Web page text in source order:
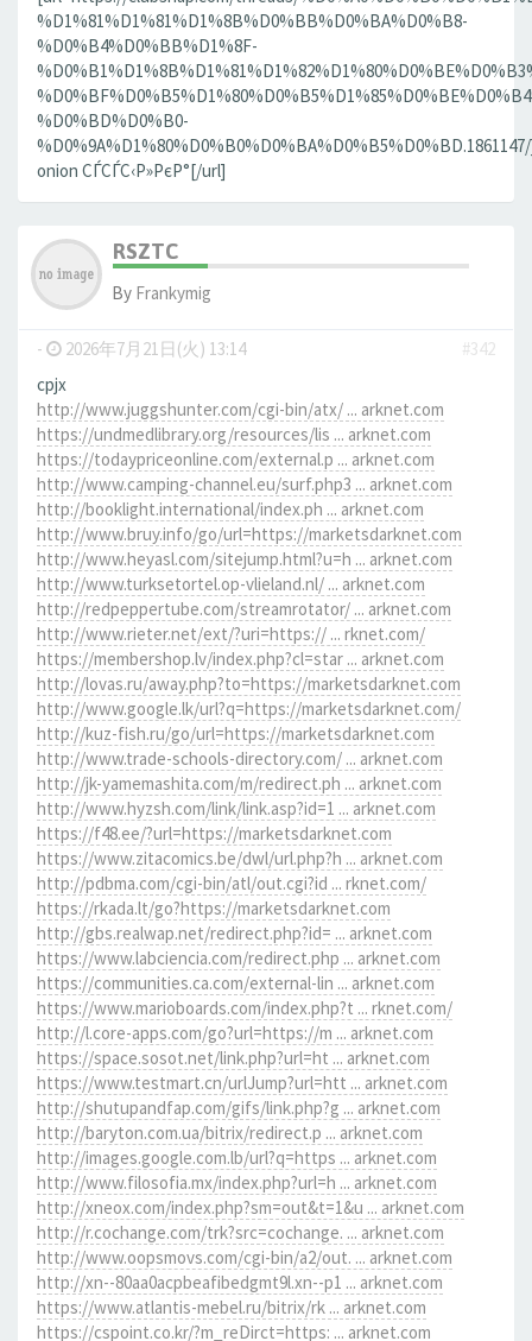
%D1%81%D1%81%D1%8B%D0%BB%D0%BA%D0%B8-
%D0%B4%D0%BB%D1%8F-
%D0%BD%D0%B0-
onion СЃСЃС‹Р»РєР°[/url]
RSZTC
By Frankymig
- 2026年7月21日(火) 13:14
#342
cpjx
http://www.juggshunter.com/cgi-bin/atx/ ... arknet.com
https://undmedlibrary.org/resources/lis ... arknet.com
https://todaypriceonline.com/external.p ... arknet.com
http://www.camping-channel.eu/surf.php3 ... arknet.com
http://booklight.international/index.ph ... arknet.com
http://www.bruy.info/go/url=https://marketsdarknet.com
http://www.heyasl.com/sitejump.html?u=h ... arknet.com
http://www.turksetortel.op-vlieland.nl/ ... arknet.com
http://redpeppertube.com/streamrotator/ ... arknet.com
http://www.rieter.net/ext/?uri=https:// ... rknet.com/
https://membershop.lv/index.php?cl=star ... arknet.com
http://lovas.ru/away.php?to=https://marketsdarknet.com
http://www.google.lk/url?q=https://marketsdarknet.com/
http://kuz-fish.ru/go/url=https://marketsdarknet.com
http://www.trade-schools-directory.com/ ... arknet.com
http://jk-yamemashita.com/m/redirect.ph ... arknet.com
http://www.hyzsh.com/link/link.asp?id=1 ... arknet.com
https://f48.ee/?url=https://marketsdarknet.com
https://www.zitacomics.be/dwl/url.php?h ... arknet.com
http://pdbma.com/cgi-bin/atl/out.cgi?id ... rknet.com/
https://rkada.lt/go?https://marketsdarknet.com
http://gbs.realwap.net/redirect.php?id= ... arknet.com
https://www.labciencia.com/redirect.php ... arknet.com
https://communities.ca.com/external-lin ... arknet.com
https://www.marioboards.com/index.php?t ... rknet.com/
http://l.core-apps.com/go?url=https://m ... arknet.com
https://space.sosot.net/link.php?url=ht ... arknet.com
https://www.testmart.cn/urlJump?url=htt ... arknet.com
http://shutupandfap.com/gifs/link.php?g ... arknet.com
http://baryton.com.ua/bitrix/redirect.p ... arknet.com
http://images.google.com.lb/url?q=https ... arknet.com
http://www.filosofia.mx/index.php?url=h ... arknet.com
http://xneox.com/index.php?sm=out&t=1&u ... arknet.com
http://r.cochange.com/trk?src=cochange. ... arknet.com
http://www.oopsmovs.com/cgi-bin/a2/out. ... arknet.com
http://xn--80aa0acpbeafibedgmt9l.xn--p1 ... arknet.com
https://www.atlantis-mebel.ru/bitrix/rk ... arknet.com
https://cspoint.co.kr/?m_reDirct=https: ... arknet.com